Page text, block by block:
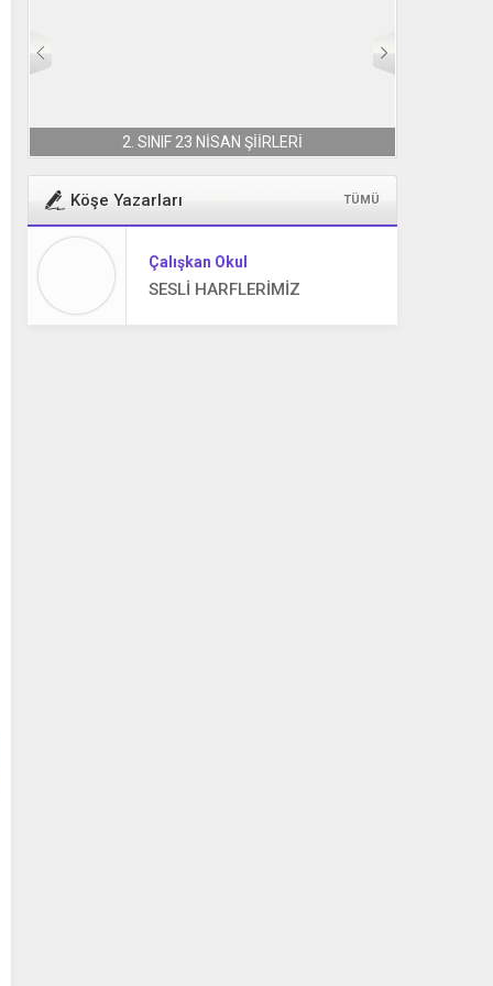
2. SINIF 23 NİSAN ŞİİRLERİ
Köşe Yazarları TÜMÜ
Çalışkan Okul
SESLİ HARFLERİMİZ